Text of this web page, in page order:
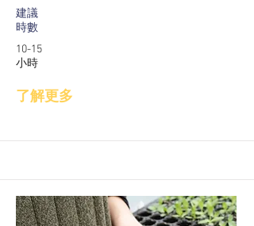
建議
時數
10-15
小時
了解更多